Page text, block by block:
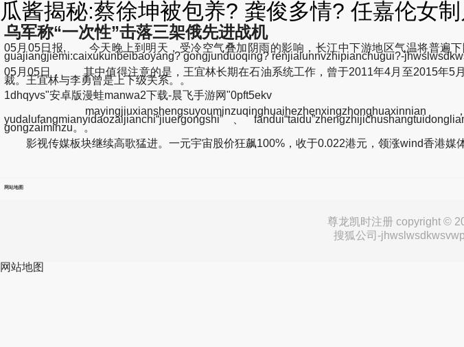
瓜酱揭秘:蔡徐坤被包养? 龚俊多情? 任嘉伦女
乌军称“一次性”击落三架俄先进战机
05月05日报, 今天晚上到明天，受冷空气叠加阴雨的影响，长江中下游地区气温将普遍
guajiangjiemi:caixukunbeibaoyang? gongjunduoqing? renjialunnvzhipianchugui?-
05月05日， 其中值得注意的是，王宜林长期在石油系统工作，曾于2011年4月至2015年5
裁。王宜林与李勇曾是上下级关系。。
1dhqyvs"安卓版漫蛙manwa2下载-晨飞手游网"0pft5ekv
yudalufangmianyidaozaijianchi“jiuergongshi”、
gongzaiminzu。。
影视传媒板块继续高歌猛进。一元宇宙股价狂飙100%，收于0.022港元，领涨wind香港媒
网站地图
尊龙凯时注册 copyright ©
搜狐公司-
网站地图